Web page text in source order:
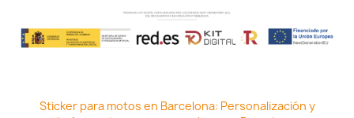
Sticker para motos en Barcelona: Personalización y